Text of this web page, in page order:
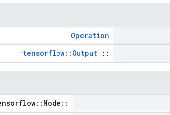
Operation
::
tensorflow::Output
::tensorflow::Node *